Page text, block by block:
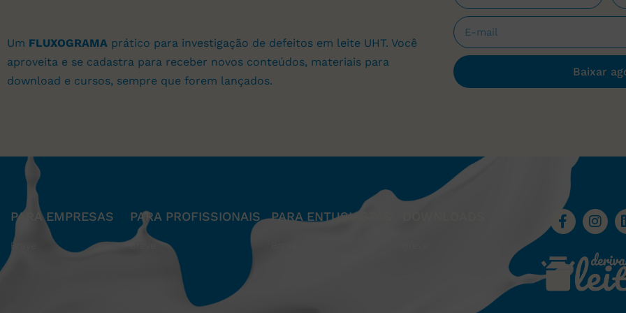
Um FLUXOGRAMA prático para investigação de defeitos em leite UHT. Você
aproveita e se cadastra para receber novos conteúdos, materiais para
download e cursos, sempre que forem lançados.
Baixar
PARA EMPRESAS
Breve
PARA PROFISSIONAIS PARA ENTUSIASTAS